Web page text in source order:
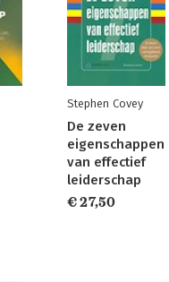
Stephen Covey
De zeven
eigenschappen
van effectief
leiderschap
€ 27,50